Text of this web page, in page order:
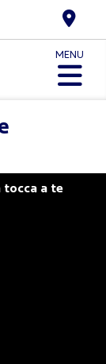
MENU
tocca a te